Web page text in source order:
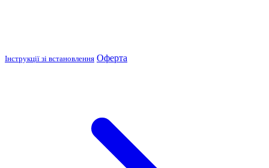
Інструкції зі встановлення Оферта